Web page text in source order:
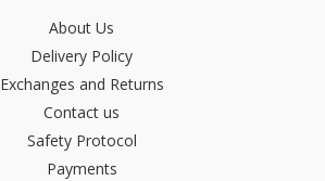
About Us
Delivery Policy
Exchanges and Returns
Contact us
Safety Protocol
Payments